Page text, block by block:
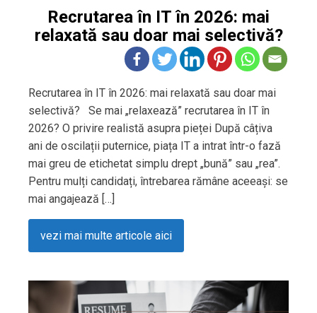
Recrutarea în IT în 2026: mai
relaxată sau doar mai selectivă?
Recrutarea în IT în 2026: mai relaxată sau doar mai
selectivă? Se mai „relaxează” recrutarea în IT în
2026? O privire realistă asupra pieței După câțiva
ani de oscilații puternice, piața IT a intrat într-o fază
mai greu de etichetat simplu drept „bună” sau „rea”.
Pentru mulți candidați, întrebarea rămâne aceeași: se
mai angajează […]
vezi mai multe articole aici